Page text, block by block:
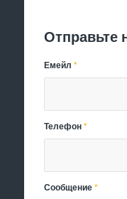
Отправьте
Емейл*
Телефон*
Сообщение*